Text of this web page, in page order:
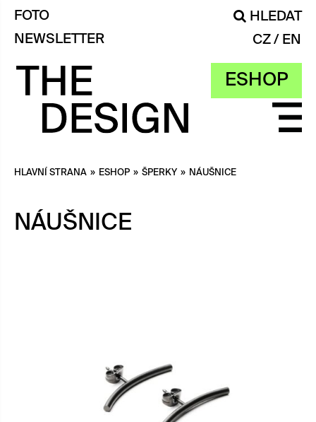
ESHOP
FOTO
HLEDAT
NEWSLETTER
CZ EN
HLAVNÍ STRANA » ESHOP » ŠPERKY » NÁUŠNICE
NÁUŠNICE